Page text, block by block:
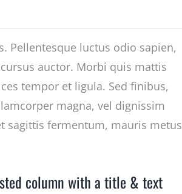
Pellentesque luctus odio sapien,
auctor. Morbi quis mattis
tempor et ligula. Sed finibus,
magna, vel dignissim
sagittis fermentum, mauris metus
column with a title & text